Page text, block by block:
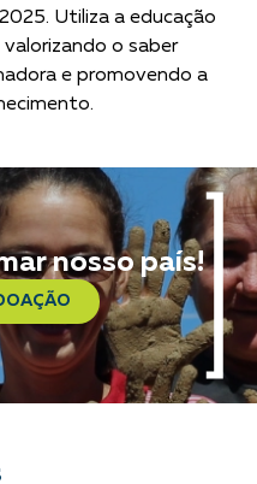
Utiliza a educação
o saber
e promovendo a
nosso país!